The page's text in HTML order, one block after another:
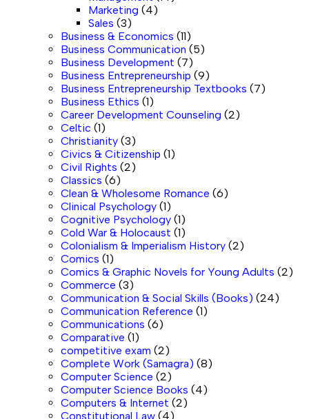
Marketing (4)
Sales (3)
Business & Economics (11)
Business Communication (5)
Business Development (7)
Business Entrepreneurship (9)
Business Entrepreneurship Textbooks (7)
Business Ethics (1)
Career Development Counseling (2)
Celtic (1)
Christianity (3)
Civics & Citizenship (1)
Civil Rights (2)
Classics (6)
Clean & Wholesome Romance (6)
Clinical Psychology (1)
Cognitive Psychology (1)
Cold War & Holocaust (1)
Colonialism & Imperialism History (2)
Comics (1)
Comics & Graphic Novels for Young Adults (2)
Commerce (3)
Communication & Social Skills (Books) (24)
Communication Reference (1)
Communications (6)
Comparative (1)
competitive exam (2)
Complete Work (Samagra) (8)
Computer Science (2)
Computer Science Books (4)
Computers & Internet (2)
Constitutional Law (4)